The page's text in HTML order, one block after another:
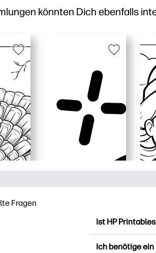
könnten Dich ebenfalls
Fragen
Ist HP
Ich benötige